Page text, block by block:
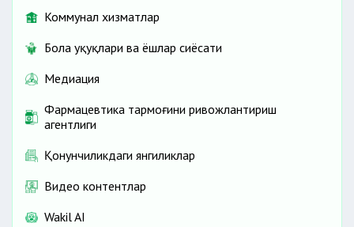
Коммунал хизматлар
Бола ҳуқуқлари ва ёшлар сиёсати
Медиация
Фармацевтика тармоғини ривожлантириш
агентлиги
Қонунчиликдаги янгиликлар
Видео контентлар
Wakil AI